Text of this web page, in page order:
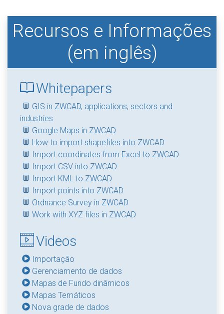
Recursos e Informações
(em inglês)
Whitepapers
GIS in ZWCAD, applications, sectors and
industries
Google Maps in ZWCAD
How to import shapefiles into ZWCAD
Import coordinates from Excel to ZWCAD
Import CSV into ZWCAD
Import KML to ZWCAD
Import points into ZWCAD
Ordnance Survey in ZWCAD
Work with XYZ files in ZWCAD
Videos
Importação
Gerenciamento de dados
Mapas de Fundo dinâmicos
Mapas Temáticos
Nova grade de dados